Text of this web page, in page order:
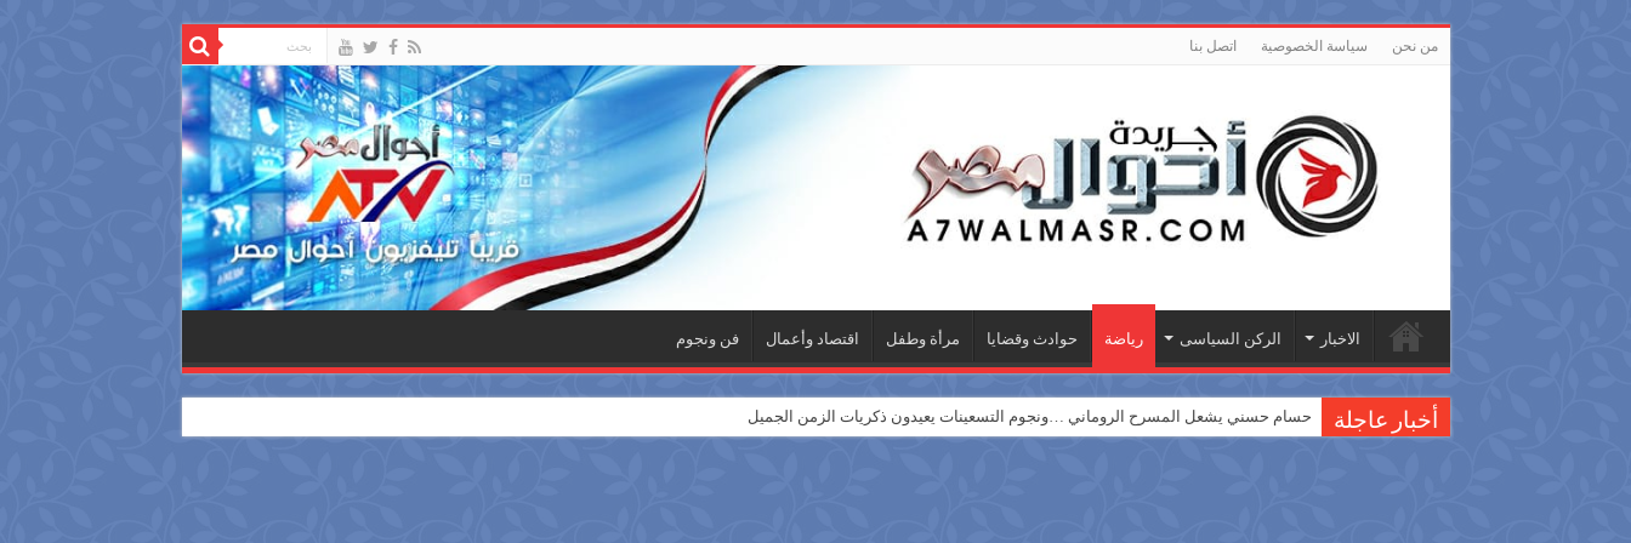
من نحن سياسة الخصوصية اتصل بنا
الاخبار الركن السياسى رياضة حوادث وقضايا مرأة وطفل اقتصاد وأعمال فن ونجوم
أخبار عاجلة حسام حسني يشعل المسرح الروماني …ونجوم التسعينات يعيدون ذكريات الزمن الجميل